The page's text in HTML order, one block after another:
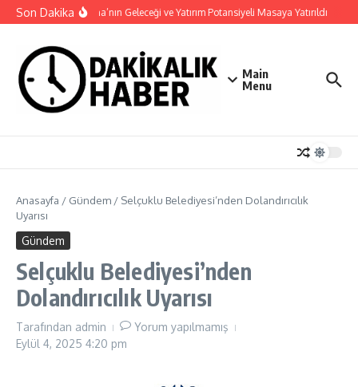
İçeriğe atla
Son DakikaHaymana’nın Geleceği ve Yatırım Potansiyeli Masaya Yatırıldı
Main
Menu
Anasayfa / Gündem / Selçuklu Belediyesi’nden Dolandırıcılık
Uyarısı
Gündem
Selçuklu Belediyesi’nden
Dolandırıcılık Uyarısı
Tarafından admin
Yorum yapılmamış
Eylül 4, 2025 4:20 pm